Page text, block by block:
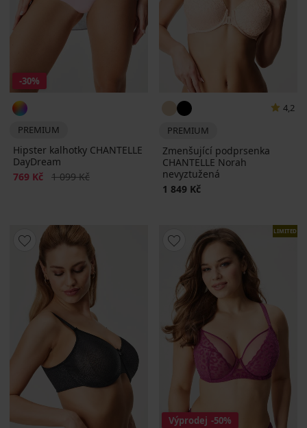
-30%
PREMIUM
Hipster kalhotky CHANTELLE
DayDream
Sleva
769 Kč Původní cena
1 099 Kč
4,2
PREMIUM
Zmenšující podprsenka
CHANTELLE Norah
nevyztužená
1 849 Kč
LIMITED
Výprodej -50%